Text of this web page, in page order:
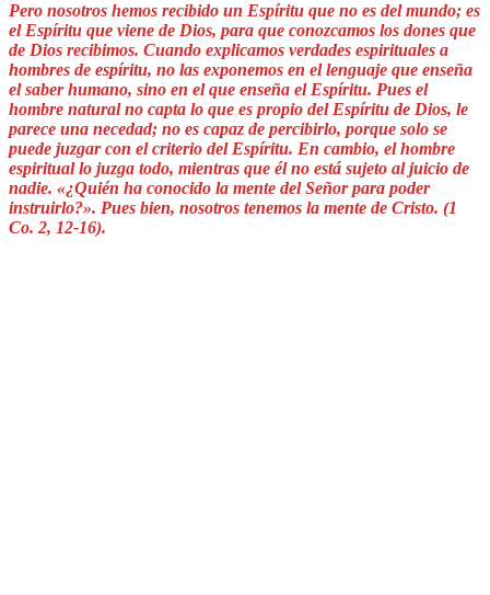
Pero nosotros hemos recibido un Espíritu que no es del mundo; es
el Espíritu que viene de Dios, para que conozcamos los dones que
de Dios recibimos. Cuando explicamos verdades espirituales a
hombres de espíritu, no las exponemos en el lenguaje que enseña
el saber humano, sino en el que enseña el Espíritu. Pues el
hombre natural no capta lo que es propio del Espíritu de Dios, le
parece una necedad; no es capaz de percibirlo, porque solo se
puede juzgar con el criterio del Espíritu. En cambio, el hombre
espiritual lo juzga todo, mientras que él no está sujeto al juicio de
nadie. «¿Quién ha conocido la mente del Señor para poder
instruirlo?». Pues bien, nosotros tenemos la mente de Cristo. (1
Co. 2, 12-16).